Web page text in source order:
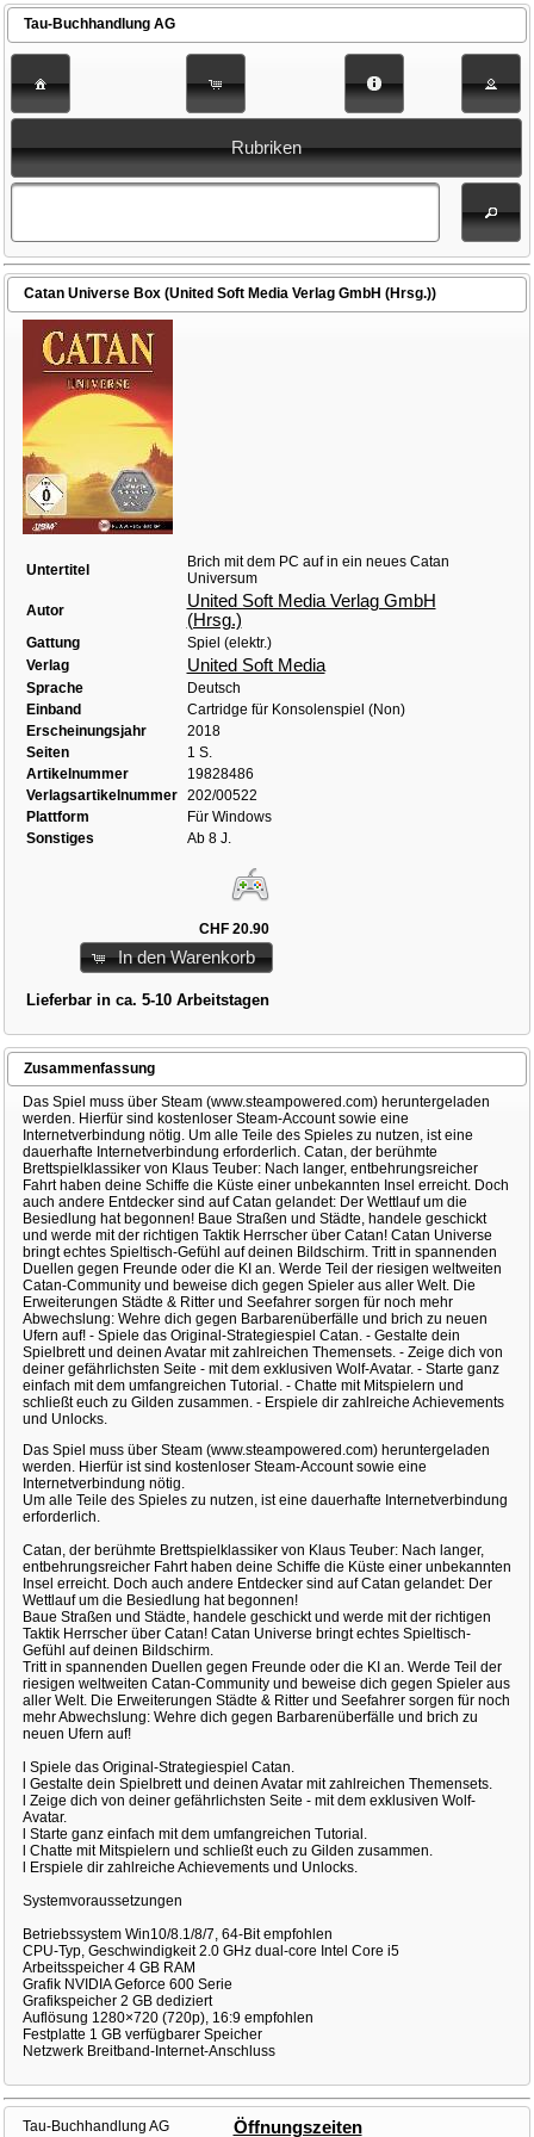
Tau-Buchhandlung AG
Rubriken
Catan Universe Box (United Soft Media Verlag GmbH (Hrsg.))
Untertitel
Brich mit dem PC auf in ein neues Catan
Universum
Autor
United Soft Media Verlag GmbH
(Hrsg.)
Gattung
Spiel (elektr.)
Verlag
United Soft Media
Sprache
Deutsch
Einband
Cartridge für Konsolenspiel (Non)
Erscheinungsjahr
2018
Seiten
1 S.
Artikelnummer
19828486
Verlagsartikelnummer
202/00522
Plattform
Für Windows
Sonstiges
Ab 8 J.
CHF 20.90
In den Warenkorb
Lieferbar in ca. 5-10 Arbeitstagen
Zusammenfassung
Das Spiel muss über Steam (www.steampowered.com) heruntergeladen
werden. Hierfür sind kostenloser Steam-Account sowie eine
Internetverbindung nötig. Um alle Teile des Spieles zu nutzen, ist eine
dauerhafte Internetverbindung erforderlich. Catan, der berühmte
Brettspielklassiker von Klaus Teuber: Nach langer, entbehrungsreicher
Fahrt haben deine Schiffe die Küste einer unbekannten Insel erreicht. Doch
auch andere Entdecker sind auf Catan gelandet: Der Wettlauf um die
Besiedlung hat begonnen! Baue Straßen und Städte, handele geschickt
und werde mit der richtigen Taktik Herrscher über Catan! Catan Universe
bringt echtes Spieltisch-Gefühl auf deinen Bildschirm. Tritt in spannenden
Duellen gegen Freunde oder die KI an. Werde Teil der riesigen weltweiten
Catan-Community und beweise dich gegen Spieler aus aller Welt. Die
Erweiterungen Städte & Ritter und Seefahrer sorgen für noch mehr
Abwechslung: Wehre dich gegen Barbarenüberfälle und brich zu neuen
Ufern auf! - Spiele das Original-Strategiespiel Catan. - Gestalte dein
Spielbrett und deinen Avatar mit zahlreichen Themensets. - Zeige dich von
deiner gefährlichsten Seite - mit dem exklusiven Wolf-Avatar. - Starte ganz
einfach mit dem umfangreichen Tutorial. - Chatte mit Mitspielern und
schließt euch zu Gilden zusammen. - Erspiele dir zahlreiche Achievements
und Unlocks.
Das Spiel muss über Steam (www.steampowered.com) heruntergeladen
werden. Hierfür ist sind kostenloser Steam-Account sowie eine
Internetverbindung nötig.
Um alle Teile des Spieles zu nutzen, ist eine dauerhafte Internetverbindung
erforderlich.
Catan, der berühmte Brettspielklassiker von Klaus Teuber: Nach langer,
entbehrungsreicher Fahrt haben deine Schiffe die Küste einer unbekannten
Insel erreicht. Doch auch andere Entdecker sind auf Catan gelandet: Der
Wettlauf um die Besiedlung hat begonnen!
Baue Straßen und Städte, handele geschickt und werde mit der richtigen
Taktik Herrscher über Catan! Catan Universe bringt echtes Spieltisch-
Gefühl auf deinen Bildschirm.
Tritt in spannenden Duellen gegen Freunde oder die KI an. Werde Teil der
riesigen weltweiten Catan-Community und beweise dich gegen Spieler aus
aller Welt. Die Erweiterungen Städte & Ritter und Seefahrer sorgen für noch
mehr Abwechslung: Wehre dich gegen Barbarenüberfälle und brich zu
neuen Ufern auf!
l Spiele das Original-Strategiespiel Catan.
l Gestalte dein Spielbrett und deinen Avatar mit zahlreichen Themensets.
l Zeige dich von deiner gefährlichsten Seite - mit dem exklusiven Wolf-
Avatar.
l Starte ganz einfach mit dem umfangreichen Tutorial.
l Chatte mit Mitspielern und schließt euch zu Gilden zusammen.
l Erspiele dir zahlreiche Achievements und Unlocks.
Systemvoraussetzungen
Betriebssystem Win10/8.1/8/7, 64-Bit empfohlen
CPU-Typ, Geschwindigkeit 2.0 GHz dual-core Intel Core i5
Arbeitsspeicher 4 GB RAM
Grafik NVIDIA Geforce 600 Serie
Grafikspeicher 2 GB dediziert
Auflösung 1280×720 (720p), 16:9 empfohlen
Festplatte 1 GB verfügbarer Speicher
Netzwerk Breitband-Internet-Anschluss
Tau-Buchhandlung AG
Öffnungszeiten